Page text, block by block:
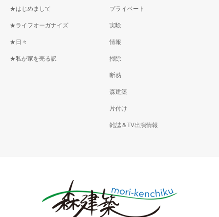
★はじめまして
★ライフオーガナイズ
★日々
★私が家を売る訳
プライベート
実験
情報
掃除
断熱
森建築
片付け
雑誌＆TV出演情報